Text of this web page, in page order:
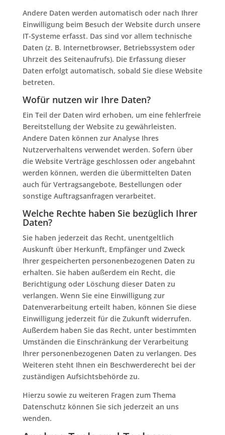
Andere Daten werden automatisch oder nach Ihrer
Einwilligung beim Besuch der Website durch unsere
IT-Systeme erfasst. Das sind vor allem technische
Daten (z. B. Internetbrowser, Betriebssystem oder
Uhrzeit des Seitenaufrufs). Die Erfassung dieser
Daten erfolgt automatisch, sobald Sie diese Website
betreten.
Wofür nutzen wir Ihre Daten?
Ein Teil der Daten wird erhoben, um eine fehlerfreie
Bereitstellung der Website zu gewährleisten.
Andere Daten können zur Analyse Ihres
Nutzerverhaltens verwendet werden. Sofern über
die Website Verträge geschlossen oder angebahnt
werden können, werden die übermittelten Daten
auch für Vertragsangebote, Bestellungen oder
sonstige Auftragsanfragen verarbeitet.
Welche Rechte haben Sie bezüglich Ihrer
Daten?
Sie haben jederzeit das Recht, unentgeltlich
Auskunft über Herkunft, Empfänger und Zweck
Ihrer gespeicherten personenbezogenen Daten zu
erhalten. Sie haben außerdem ein Recht, die
Berichtigung oder Löschung dieser Daten zu
verlangen. Wenn Sie eine Einwilligung zur
Datenverarbeitung erteilt haben, können Sie diese
Einwilligung jederzeit für die Zukunft widerrufen.
Außerdem haben Sie das Recht, unter bestimmten
Umständen die Einschränkung der Verarbeitung
Ihrer personenbezogenen Daten zu verlangen. Des
Weiteren steht Ihnen ein Beschwerderecht bei der
zuständigen Aufsichtsbehörde zu.
Hierzu sowie zu weiteren Fragen zum Thema
Datenschutz können Sie sich jederzeit an uns
wenden.